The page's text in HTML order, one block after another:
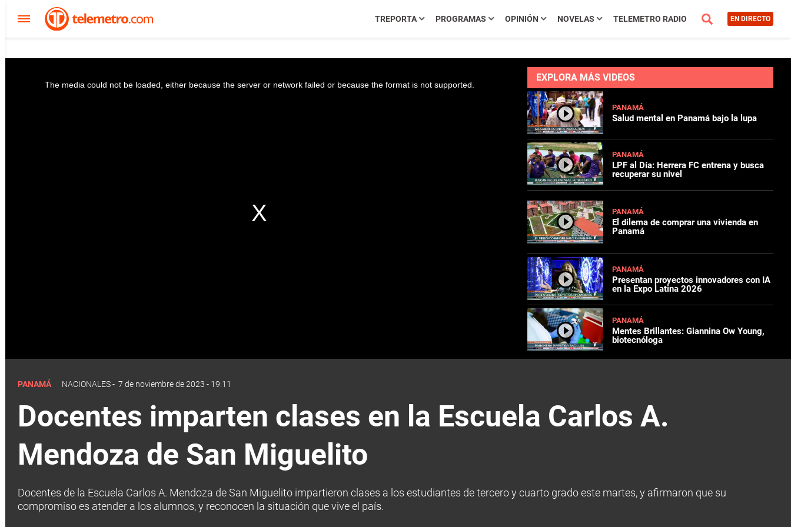
TREPORTA PROGRAMAS OPINIÓN NOVELAS TELEMETRO RADIO EN DIRECTO
The media could not be loaded, either because the server or network failed or because the format is not supported.
EXPLORA MÁS VIDEOS
PANAMÁ
Salud mental en Panamá bajo la lupa
PANAMÁ
LPF al Día: Herrera FC entrena y busca
recuperar su nivel
PANAMÁ
El dilema de comprar una vivienda en
Panamá
PANAMÁ
Presentan proyectos innovadores con IA
en la Expo Latina 2026
PANAMÁ
Mentes Brillantes: Giannina Ow Young,
biotecnóloga
PANAMÁ NACIONALES- 7 de noviembre de 2023 - 19:11
Docentes imparten clases en la Escuela Carlos A.
Mendoza de San Miguelito
Docentes de la Escuela Carlos A. Mendoza de San Miguelito impartieron clases a los estudiantes de tercero y cuarto grado este martes, y afirmaron que su
compromiso es atender a los alumnos, y reconocen la situación que vive el país.